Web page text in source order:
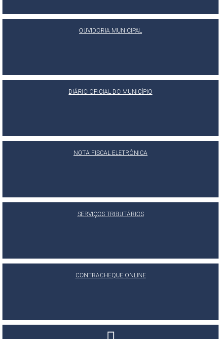
OUVIDORIA MUNICIPAL
DIÁRIO OFICIAL DO MUNICÍPIO
NOTA FISCAL ELETRÔNICA
SERVIÇOS TRIBUTÁRIOS
CONTRACHEQUE ONLINE